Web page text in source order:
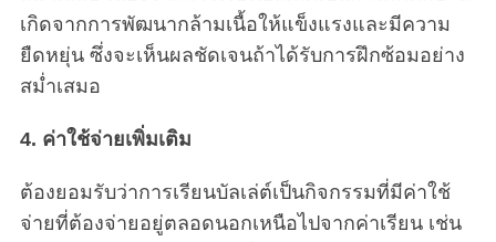
เกิดจากการพัฒนากล้ามเนื้อให้แข็งแรงและมีความ
ยืดหยุ่น ซึ่งจะเห็นผลชัดเจนถ้าได้รับการฝึกซ้อมอย่าง
สม่ำเสมอ
4. ค่าใช้จ่ายเพิ่มเติม
ต้องยอมรับว่าการเรียนบัลเล่ต์เป็นกิจกรรมที่มีค่าใช้
จ่ายที่ต้องจ่ายอยู่ตลอดนอกเหนือไปจากค่าเรียน เช่น